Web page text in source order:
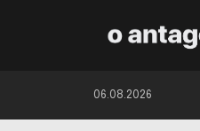
06.08.2026